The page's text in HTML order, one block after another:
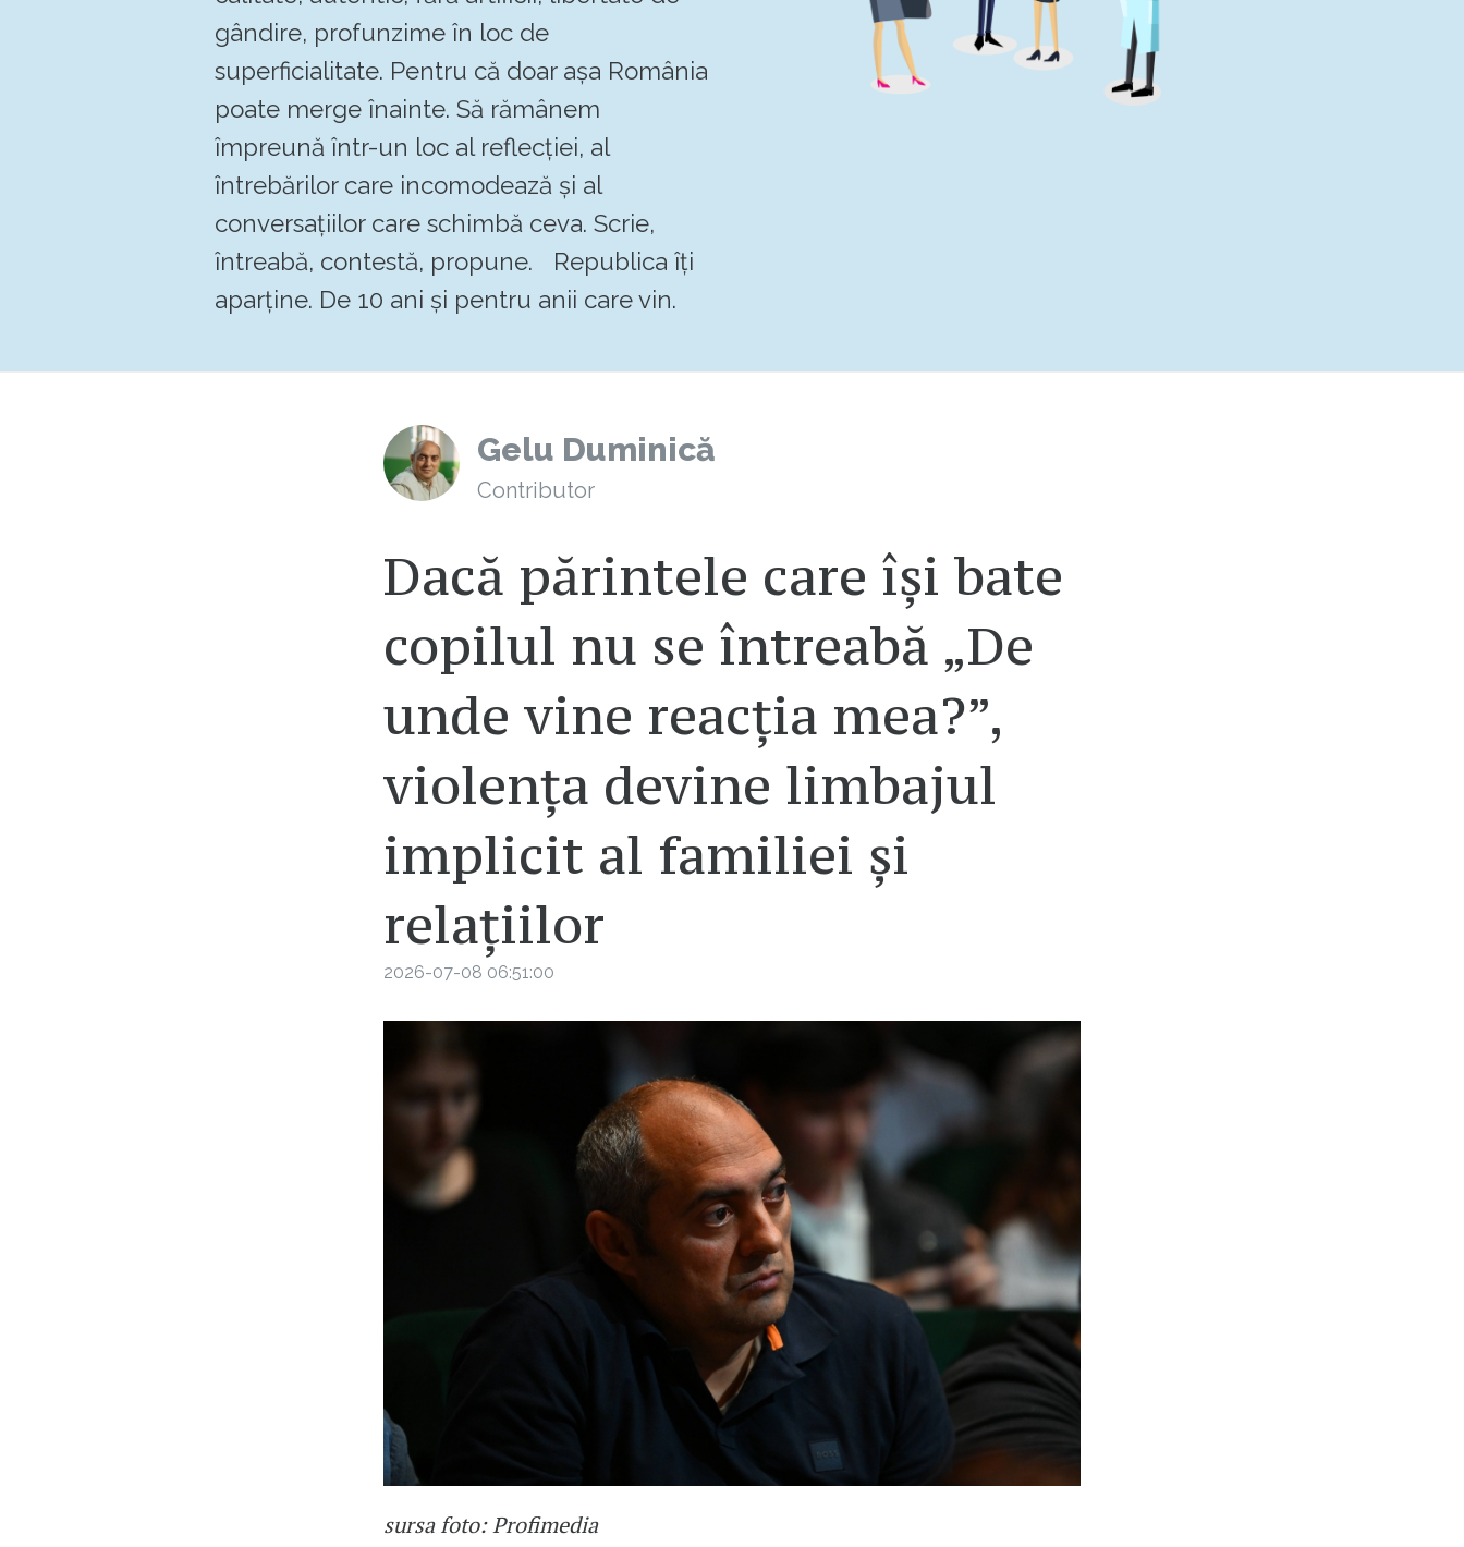
gândire, profunzime în loc de
superficialitate. Pentru că doar așa România
poate merge înainte. Să rămânem
împreună într-un loc al reflecției, al
întrebărilor care incomodează și al
conversațiilor care schimbă ceva. Scrie,
întreabă, contestă, propune. Republica îți
aparține. De 10 ani și pentru anii care vin.
Gelu Duminică
Contributor
Dacă părintele care își bate
copilul nu se întreabă „De
unde vine reacția mea?”,
violența devine limbajul
implicit al familiei și
relațiilor
2026-07-08 06:51:00
sursa foto: Profimedia